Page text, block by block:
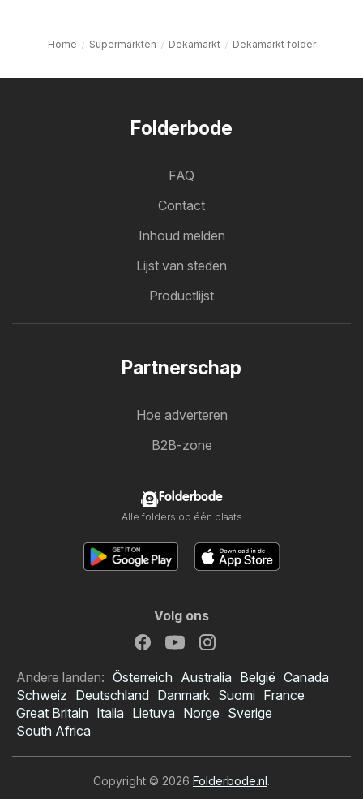
Home Supermarkten Dekamarkt Dekamarkt folder
Folderbode
FAQ
Contact
Inhoud melden
Lijst van steden
Productlijst
Partnerschap
Hoe adverteren
B2B-zone
Folderbode
Alle folders op één plaats
Volg ons
Andere landen: Österreich Australia België Canada
Schweiz Deutschland Danmark Suomi France
Great Britain Italia Lietuva Norge Sverige
South Africa
Copyright © 2026 Folderbode.nl.